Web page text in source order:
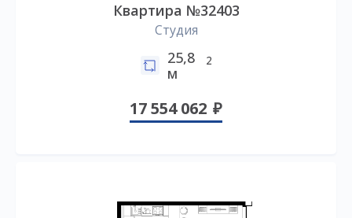
Квартира №32403
Студия
25,8
м
2
17 554 062